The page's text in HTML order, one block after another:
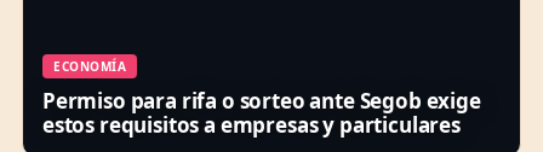
ECONOMÍA
Permiso para rifa o sorteo ante Segob exige
estos requisitos a empresas y particulares